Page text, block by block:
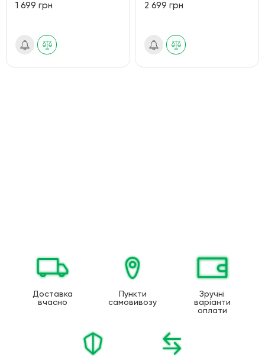
1 699 грн 2 699 грн
Доставка
вчасно
Пункти
самовивозу
Зручні
варіанти
оплати